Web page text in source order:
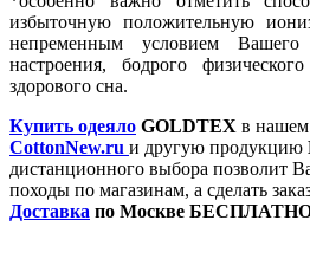
избыточную положительную
непременным условием Вашего
настроения, бодрого
здорового сна.
Купить одеяло GOLDTEX в нашем
CottonNew.ru и другую продукцию
дистанционного выбора позволит
походы по магазинам, а сделать
Доставка по Москве